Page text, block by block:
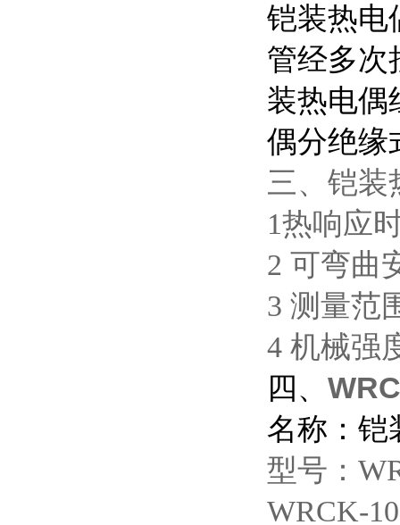
铠装热电
管经多次
装热电偶
偶分绝缘
三、铠装
1热响应
2 可弯曲
3 测量范
4 机械强
四、
名称：铠
型号：
WRCK-